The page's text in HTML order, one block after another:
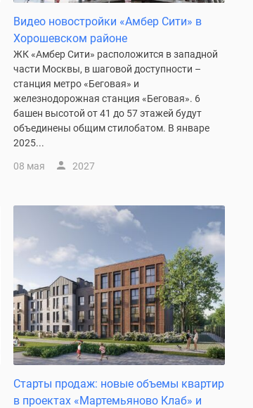
Видео новостройки «Амбер Сити» в
Хорошевском районе
ЖК «Амбер Сити» расположится в западной
части Москвы, в шаговой доступности –
станция метро «Беговая» и
железнодорожная станция «Беговая». 6
башен высотой от 41 до 57 этажей будут
объединены общим стилобатом. В январе
2025...
08 мая 2027
Старты продаж: новые объемы квартир
в проектах «Мартемьяново Клаб» и